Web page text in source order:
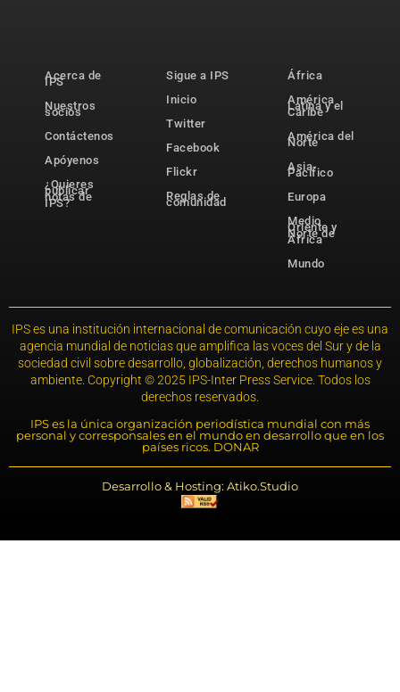
Acerca de
IPS
Nuestros
socios
Contáctenos
Apóyenos
¿Quieres
publicar
notas de
IPS?
Sigue a IPS
Inicio
Twitter
Facebook
Flickr
Reglas de
comunidad
África
América
Latina y el
Caribe
América del
Norte
Asia-
Pacífico
Europa
Medio
Oriente y
Norte de
África
Mundo
IPS es una institución internacional de comunicación cuyo eje es una
agencia mundial de noticias que amplifica las voces del Sur y de la
sociedad civil sobre desarrollo, globalización, derechos humanos y
ambiente. Copyright © 2025 IPS-Inter Press Service. Todos los
derechos reservados.
IPS es la única organización periodística mundial con más
personal y corresponsales en el mundo en desarrollo que en los
países ricos. DONAR
Desarrollo & Hosting: Atiko.Studio